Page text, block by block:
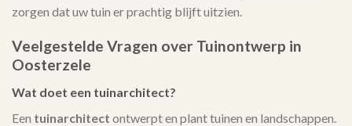
zorgen dat uw tuin er prachtig blijft uitzien.
Veelgestelde Vragen over Tuinontwerp in
Oosterzele
Wat doet een tuinarchitect?
Een tuinarchitect ontwerpt en plant tuinen en landschappen.